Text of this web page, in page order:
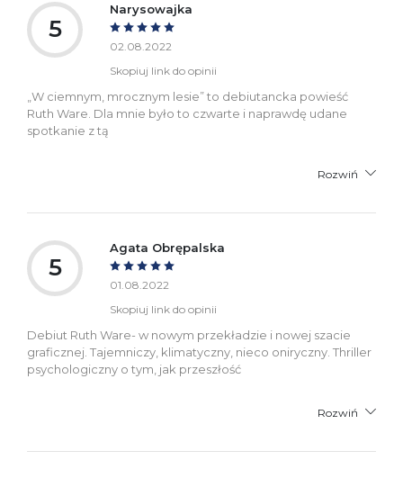
5
Narysowajka
02.08.2022
Skopiuj link do opinii
„W ciemnym, mrocznym lesie” to debiutancka powieść
Ruth Ware. Dla mnie było to czwarte i naprawdę udane
spotkanie z tą
Rozwiń
5
Agata Obrępalska
01.08.2022
Skopiuj link do opinii
Debiut Ruth Ware- w nowym przekładzie i nowej szacie
graficznej. Tajemniczy, klimatyczny, nieco oniryczny. Thriller
psychologiczny o tym, jak przeszłość
Rozwiń